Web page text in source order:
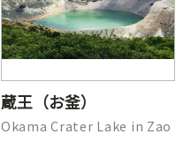
蔵王（お釜）
Okama Crater Lake in Zao